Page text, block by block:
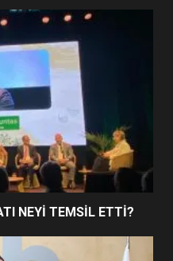
ATAMA:
NE
GURURU TÜRKİYE
BAŞARDI?
DEĞİŞTİ?
NEYİ TEMSİL ETTİ?